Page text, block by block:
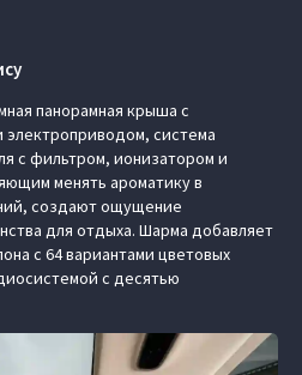
панорамная крыша с
система
с фильтром, ионизатором и
менять ароматику в
создают ощущение
для отдыха. Шарма добавляет
с 64 вариантами цветовых
с десятью